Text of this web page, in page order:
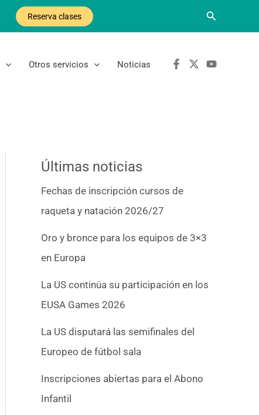
Reserva clases Buscar
Otros servicios Noticias
Últimas noticias
Fechas de inscripción cursos de
raqueta y natación 2026/27
Oro y bronce para los equipos de 3×3
en Europa
La US continúa su participación en los
EUSA Games 2026
La US disputará las semifinales del
Europeo de fútbol sala
Inscripciones abiertas para el Abono
Infantil